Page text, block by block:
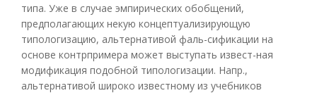
типа. Уже в случае эмпирических обобщений,
предполагающих некую концептуализирующую
типологизацию, альтернативой фаль-сификации на
основе контрпримера может выступать извест-ная
модификация подобной типологизации. Напр.,
альтернативой широко известному из учебников